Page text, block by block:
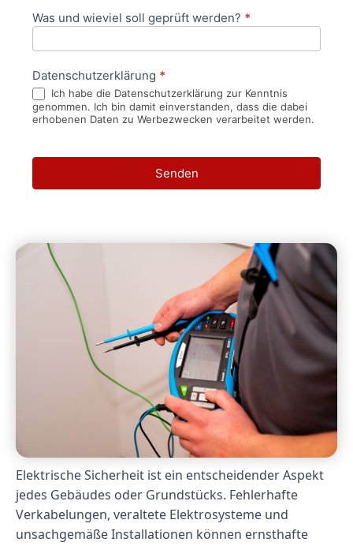
Was und wieviel soll geprüft werden? *
Datenschutzerklärung *
Ich habe die Datenschutzerklärung zur Kenntnis
genommen. Ich bin damit einverstanden, dass die dabei
erhobenen Daten zu Werbezwecken verarbeitet werden.
Senden
Elektrische Sicherheit ist ein entscheidender Aspekt
jedes Gebäudes oder Grundstücks. Fehlerhafte
Verkabelungen, veraltete Elektrosysteme und
unsachgemäße Installationen können ernsthafte